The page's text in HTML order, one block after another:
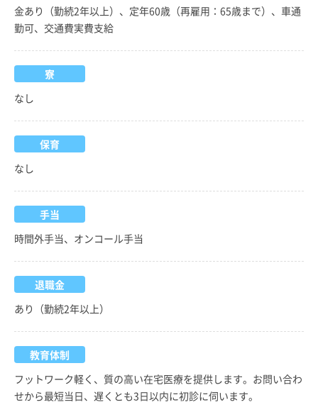
金あり（勤続2年以上）、定年60歳（再雇用：65歳まで）、車通
勤可、交通費実費支給
寮
なし
保育
なし
手当
時間外手当、オンコール手当
退職金
あり（勤続2年以上）
教育体制
フットワーク軽く、質の高い在宅医療を提供します。お問い合わ
せから最短当日、遅くとも3日以内に初診に伺います。